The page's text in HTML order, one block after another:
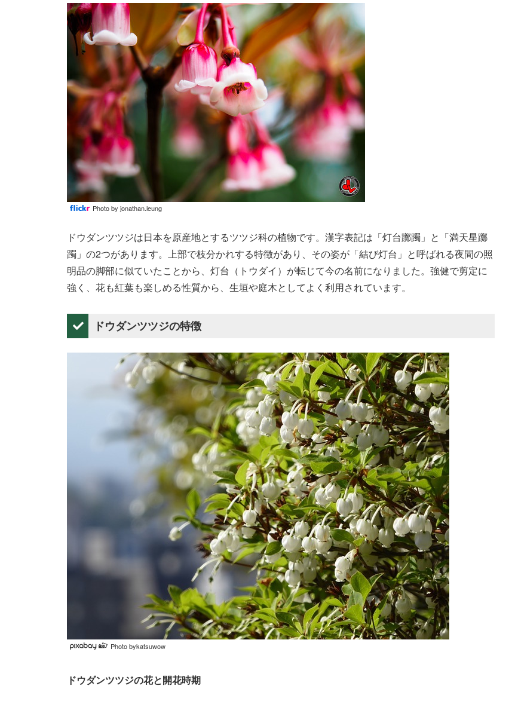
Photo by jonathan.leung
ドウダンツツジは日本を原産地とするツツジ科の植物です。漢字表記は「灯台躑躅」と「満天星躑
躅」の2つがあります。上部で枝分かれする特徴があり、その姿が「結び灯台」と呼ばれる夜間の照
明品の脚部に似ていたことから、灯台（トウダイ）が転じて今の名前になりました。強健で剪定に
強く、花も紅葉も楽しめる性質から、生垣や庭木としてよく利用されています。
ドウダンツツジの特徴
Photo bykatsuwow
ドウダンツツジの花と開花時期